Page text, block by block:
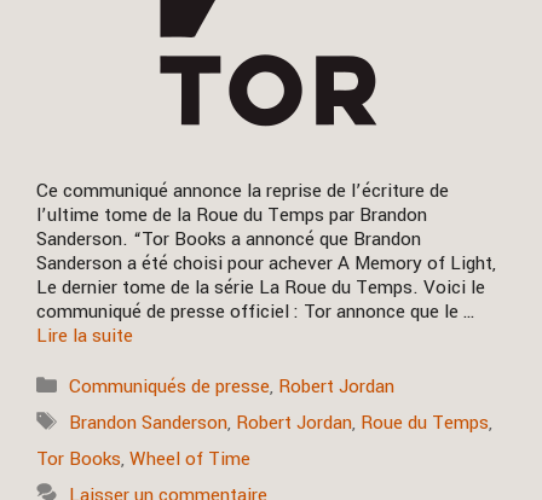
Ce communiqué annonce la reprise de l’écriture de
l’ultime tome de la Roue du Temps par Brandon
Sanderson. “Tor Books a annoncé que Brandon
Sanderson a été choisi pour achever A Memory of Light,
Le dernier tome de la série La Roue du Temps. Voici le
communiqué de presse officiel : Tor annonce que le …
Lire la suite
Catégories
Communiqués de presse, Robert Jordan
Étiquettes
Brandon Sanderson, Robert Jordan, Roue du Temps,
Tor Books, Wheel of Time